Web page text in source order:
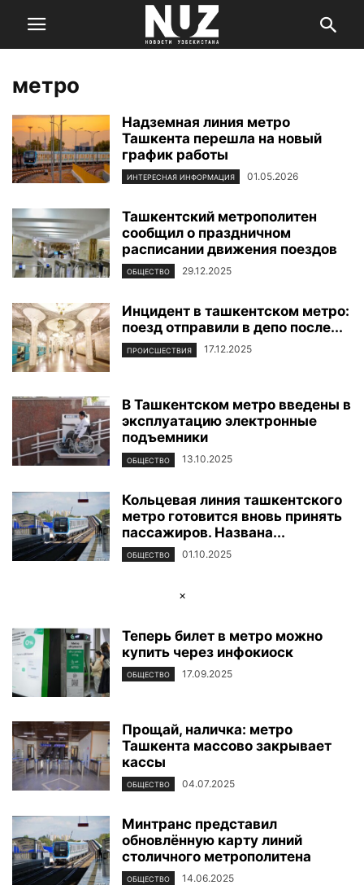
метро
Надземная линия метро
Ташкента перешла на новый
график работы
ИНТЕРЕСНАЯ ИНФОРМАЦИЯ 01.05.2026
Ташкентский метрополитен
сообщил о праздничном
расписании движения поездов
ОБЩЕСТВО 29.12.2025
Инцидент в ташкентском метро:
поезд отправили в депо после...
ПРОИСШЕСТВИЯ 17.12.2025
В Ташкентском метро введены в
эксплуатацию электронные
подъемники
ОБЩЕСТВО 13.10.2025
Кольцевая линия ташкентского
метро готовится вновь принять
пассажиров. Названа...
ОБЩЕСТВО 01.10.2025
×
Теперь билет в метро можно
купить через инфокиоск
ОБЩЕСТВО 17.09.2025
Прощай, наличка: метро
Ташкента массово закрывает
кассы
ОБЩЕСТВО 04.07.2025
Минтранс представил
обновлённую карту линий
столичного метрополитена
ОБЩЕСТВО 14.06.2025